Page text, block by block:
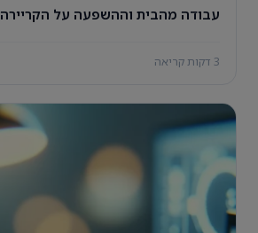
עבודה מהבית וההשפעה על הקריירה
3 דקות קריאה